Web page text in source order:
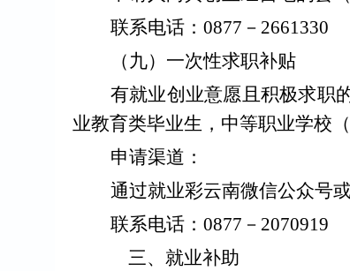
联系电话： 0877 － 2661330
（ 九）一次性求职补贴
有就业创业意愿且积极求职
业教育类毕业生，中等职业学校
申请渠道：
通过就业彩云南微信公众号或
联系电话： 0877 － 2070919
三、就业补助